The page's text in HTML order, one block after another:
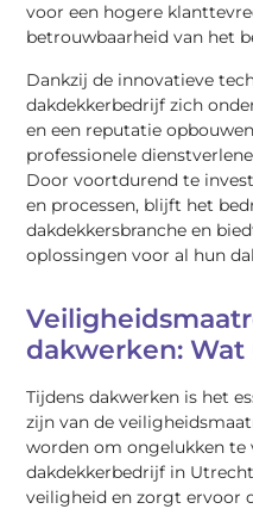
voor een hogere
betrouwbaarheid van het
Dankzij de innovatieve
dakdekkerbedrijf zich
en een reputatie
professionele
Door voortdurend te
en processen, blijft het
dakdekkersbranche en
oplossingen voor al hun
dakwerken:
Tijdens dakwerken is het
zijn van de
worden om ongelukken te
dakdekkerbedrijf in
veiligheid en zorgt ervoor